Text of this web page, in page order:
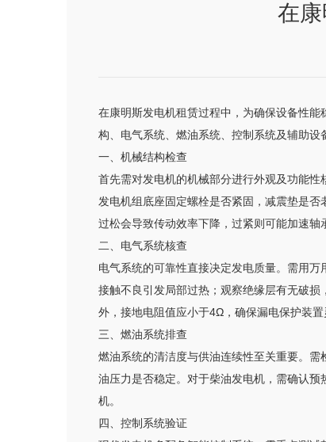
在
在康明斯发电机租赁过程中，为确保设备性
构、电气系统、燃油系统、控制系统及辅助设
一、机械结构检查
首先需对发电机的机械部分进行外观及功能
发电机组底座固定螺栓是否紧固，减震垫是
过松会导致传动效率下降，过紧则可能加速轴
二、电气系统核查
电气系统的可靠性直接决定发电质量。需用
接触不良引发局部过热；观察绝缘层有无破
外，接地电阻值应小于4Ω，确保漏电保护装置
三、燃油系统排查
燃油系统的清洁度与供油连续性至关重要。
油压力是否稳定。对于柴油发电机，需确认
机。
四、控制系统验证